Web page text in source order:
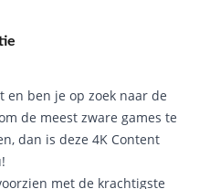
en ben je op zoek naar de
de meest zware games te
dan is deze 4K Content
met de krachtigste